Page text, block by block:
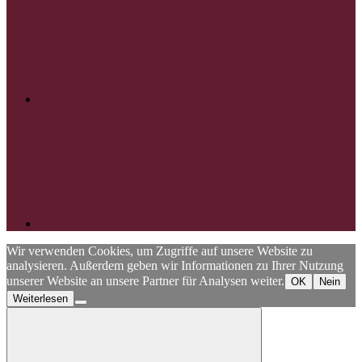
Wir verwenden Cookies, um Zugriffe auf unsere Website zu
analysieren. Außerdem geben wir Informationen zu Ihrer Nutzung
unserer Website an unsere Partner für Analysen weiter. OK
Nein
Weiterlesen